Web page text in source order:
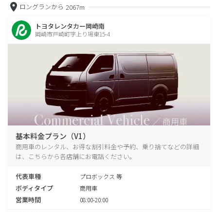
ロングランから 2067m
トヨタレンタカー岡崎南
岡崎市戸崎町字上り場東15-4
基本料金プラン（V1）
商用車のレンタル、お得な割引料金や予約、乗り捨てなどの詳細
は、こちらから各店舗にお電話ください。
代表車種 プロボックス 等
ボディタイプ 商用車
営業時間 08:00-20:00